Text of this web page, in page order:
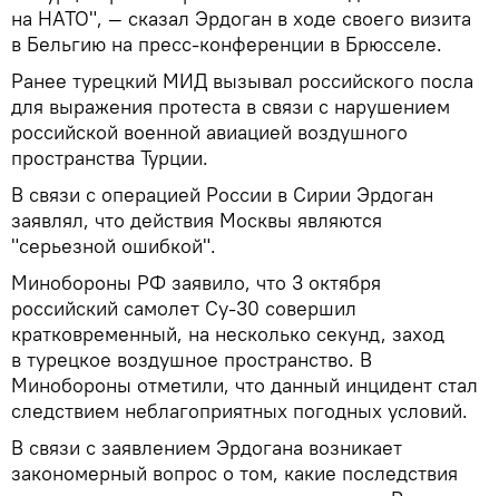
на НАТО", — сказал Эрдоган в ходе своего визита
в Бельгию на пресс-конференции в Брюсселе.
Ранее турецкий МИД вызывал российского посла
для выражения протеста в связи с нарушением
российской военной авиацией воздушного
пространства Турции.
В связи с операцией России в Сирии Эрдоган
заявлял, что действия Москвы являются
"серьезной ошибкой".
Минобороны РФ заявило, что 3 октября
российский самолет Су-30 совершил
кратковременный, на несколько секунд, заход
в турецкое воздушное пространство. В
Минобороны отметили, что данный инцидент стал
следствием неблагоприятных погодных условий.
В связи с заявлением Эрдогана возникает
закономерный вопрос о том, какие последствия